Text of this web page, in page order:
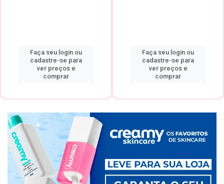
Faça seu login ou
cadastre-se para
ver preços e
comprar
Faça seu login ou
cadastre-se para
ver preços e
comprar